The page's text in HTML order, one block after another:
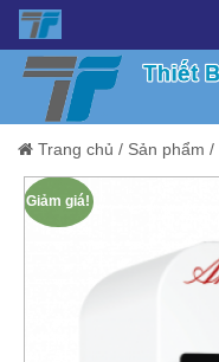
Trang chủ / Sản phẩm /
Giảm giá!